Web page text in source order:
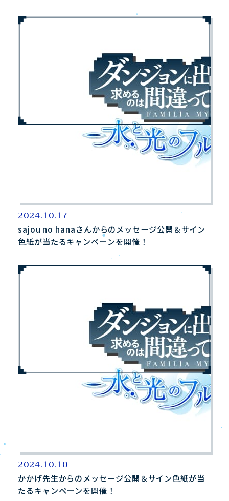
2024.10.17
sajou no hanaさんからのメッセージ公開＆サイン
色紙が当たるキャンペーンを開催！
2024.10.10
かかげ先生からのメッセージ公開＆サイン色紙が当
たるキャンペーンを開催！